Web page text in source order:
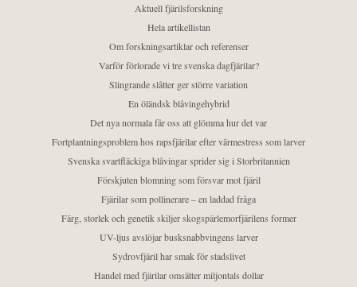
Aktuell fjärilsforskning
Hela artikellistan
Om forskningsartiklar och referenser
Varför förlorade vi tre svenska dagfjärilar?
Slingrande slåtter ger större variation
En öländsk blåvingehybrid
Det nya normala får oss att glömma hur det var
Fortplantningsproblem hos rapsfjärilar efter värmestress som larver
Svenska svartfläckiga blåvingar sprider sig i Storbritannien
Förskjuten blomning som försvar mot fjäril
Fjärilar som pollinerare – en laddad fråga
Färg, storlek och genetik skiljer skogspärlemorfjärilens former
UV-ljus avslöjar busksnabbvingens larver
Sydrovfjäril har smak för stadslivet
Handel med fjärilar omsätter miljontals dollar